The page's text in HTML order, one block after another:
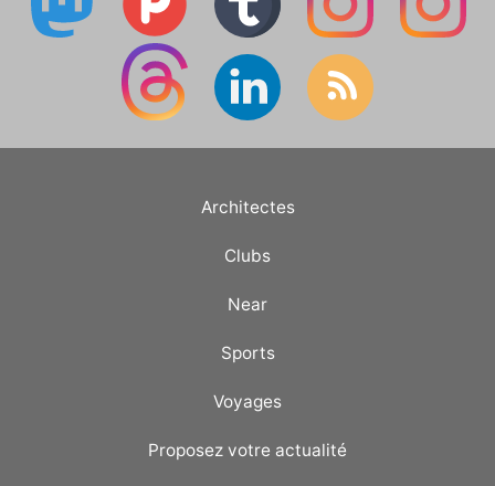
Architectes
Clubs
Near
Sports
Voyages
Proposez votre actualité